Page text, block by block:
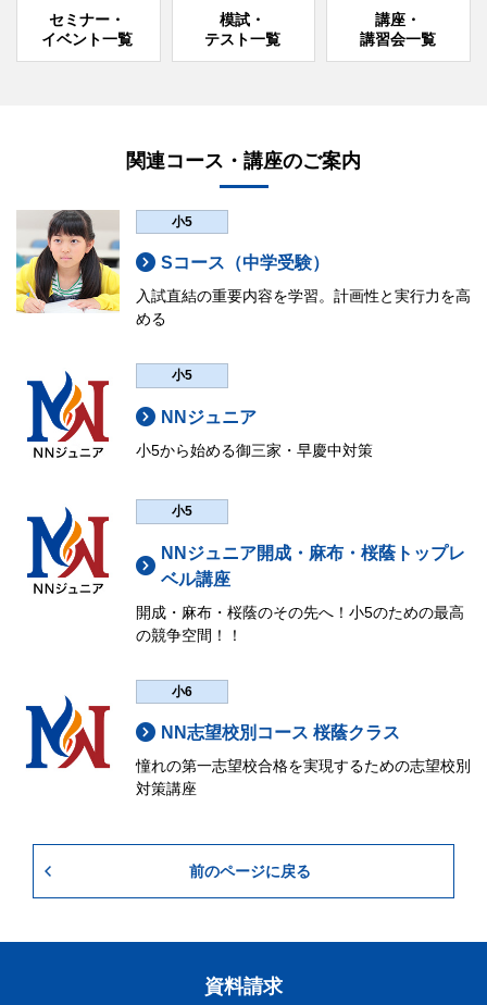
セミナー・
イベント一覧
模試・
テスト一覧
講座・
講習会一覧
関連コース・講座のご案内
小5
Sコース（中学受験）
入試直結の重要内容を学習。計画性と実行力を高
める
小5
NNジュニア
小5から始める御三家・早慶中対策
小5
NNジュニア開成・麻布・桜蔭トップレ
ベル講座
開成・麻布・桜蔭のその先へ！小5のための最高
の競争空間！！
小6
NN志望校別コース 桜蔭クラス
憧れの第一志望校合格を実現するための志望校別
対策講座
前のページに戻る
資料請求